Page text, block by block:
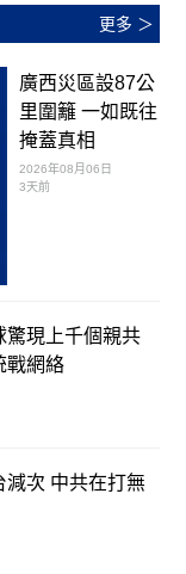
更多 ＞
廣西災區設87公
里圍籬 一如既往
掩蓋真相
2026年08月06日
3天前
驚現上千個親共
戰網絡
次 中共在打無